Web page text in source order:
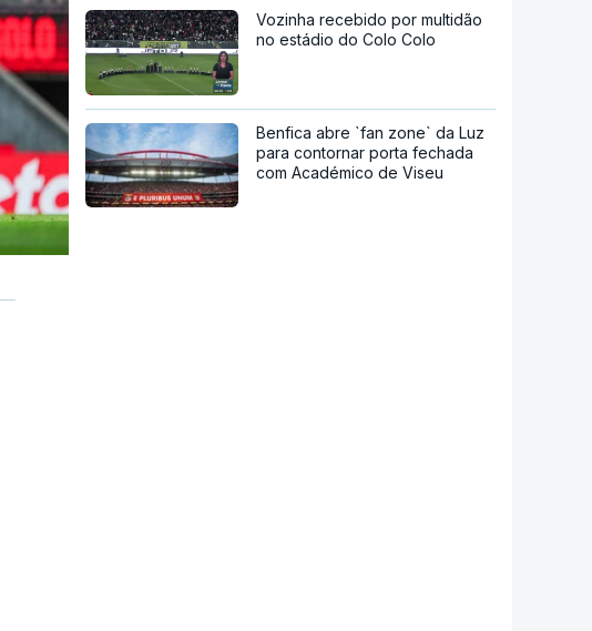
Vozinha recebido por multidão
no estádio do Colo Colo
Benfica abre `fan zone` da Luz
para contornar porta fechada
com Académico de Viseu